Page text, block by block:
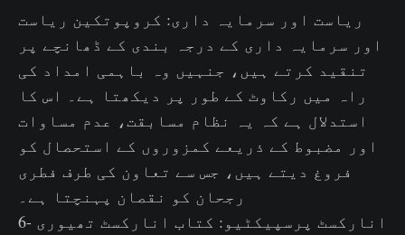
ریاست اور سرمایہ داری: کروپوتکین ریاست
اور سرمایہ داری کے درجہ بندی کے ڈھانچے پر
تنقید کرتے ہیں، جنہیں وہ باہمی امداد کی
راہ میں رکاوٹ کے طور پر دیکھتا ہے۔ اس کا
استدلال ہے کہ یہ نظام مسابقت، عدم مساوات
اور مضبوط کے ذریعے کمزوروں کے استحصال کو
فروغ دیتے ہیں، جس سے تعاون کی طرف فطری
رجحان کو نقصان پہنچتا ہے۔
6- انارکسٹ پرسپیکٹیو: کتاب انارکسٹ تھیوری